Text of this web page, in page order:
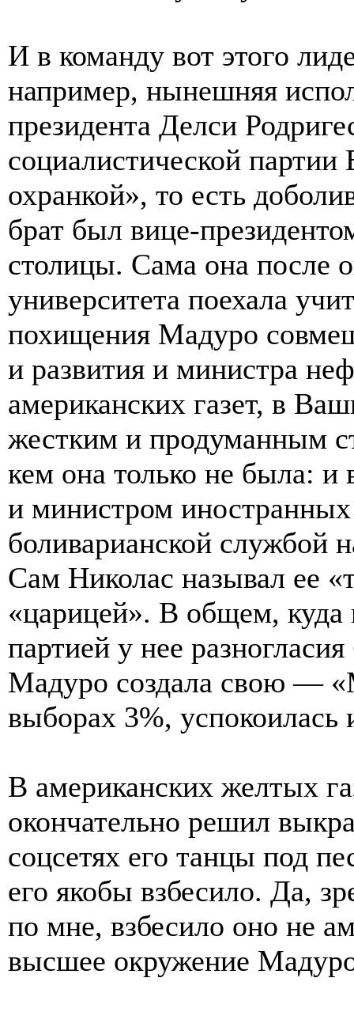
И в команду вот этого
например, нынешняя
президента Делси
социалистической
охранкой», то есть
брат был вице-
столицы. Сама она после
университета поехала
похищения Мадуро
и развития и министра
американских газет, в
жестким и продуманным
кем она только не была:
и министром
боливарианской службой
Сам Николас называл ее
«царицей». В общем,
партией у нее
Мадуро создала свою —
выборах 3%,
В американских желтых
окончательно решил
соцсетях его танцы под
его якобы взбесило. Да,
по мне, взбесило оно не
высшее окружение